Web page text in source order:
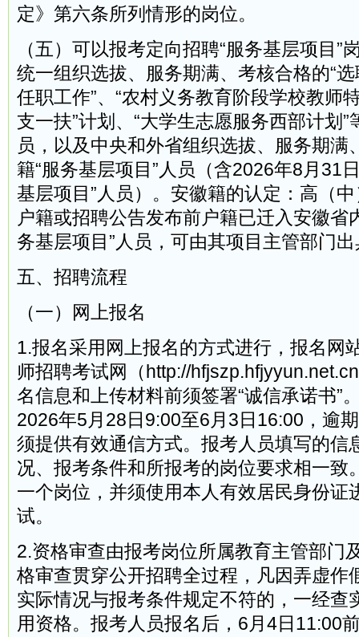
定》第六条所列情形的岗位。
（五）可以报考定向招聘“服务基层项目”
统一组织选拔、服务期满、考核合格的“
任职工作”、“农村义务教育阶段学校教师
支一扶”计划、“大学生志愿服务西部计划”
员，以及中央和外省组织选拔、服务期满
籍“服务基层项目”人员（含2026年8月31
基层项目”人员）。安徽籍的认定：高（
户籍或招聘公告发布前户籍已迁入安徽省
务基层项目”人员，可由其项目主管部门
五、招聘流程
（一）网上报名
1.报名采用网上报名的方式进行，报名网
师招聘考试网（http://
名信息和上传材料前须签署“诚信承诺书”
2026年5月28日9:00至6月3日16:00，逾
须提供有效通信方式。报考人员填写的信
况、报考条件和所报考的岗位要求相一致
一个岗位，并须使用本人有效居民身份证
试。
2.资格审查由报考岗位所属教育主管部门
格审查贯穿公开招聘全过程，凡因弄虚作
实际情况与报考条件规定不符的，一经查
用资格。报考人员报名后，6月4日11:00